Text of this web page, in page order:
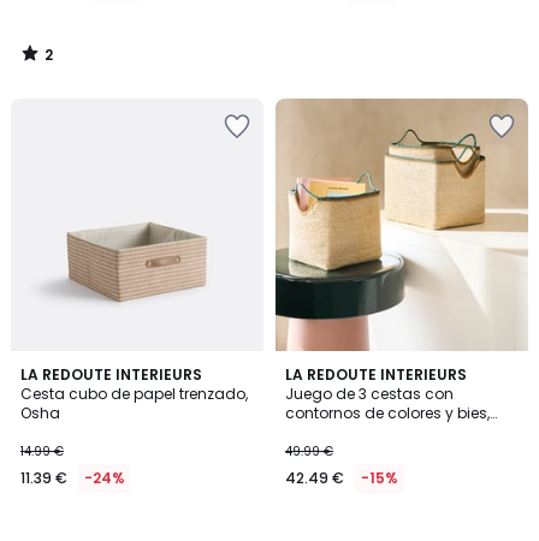
2
/
LA REDOUTE INTERIEURS
Cesta cubo de papel trenzado,
Osha
14.99 €
11.39 € -24%
LA REDOUTE INTERIEURS
Juego de 3 cestas con
contornos de colores y bies,
49.99 €
42.49 € -15%